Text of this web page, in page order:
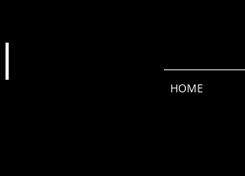
HOME